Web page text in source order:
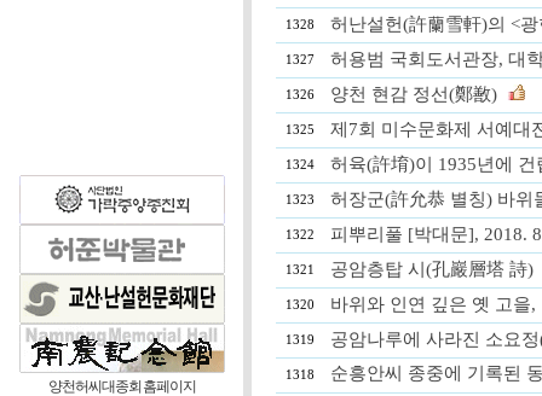
양천허씨대종회 홈페이지
1328 허난설헌(許蘭雪軒)의 <
1327 허용범 국회도서관장, 대
1326 양천 현감 정선(鄭敾)
1325 제7회 미수문화제 서예대
1324 허육(許堉)이 1935년에
1323 허장군(許允恭 별칭) 바위
1322 피뿌리풀 [박대문], 2018.
1321 공암층탑 시(孔巖層塔 詩)
1320 바위와 인연 깊은 옛 고을
1319 공암나루에 사라진 소요
1318 순흥안씨 종중에 기록된